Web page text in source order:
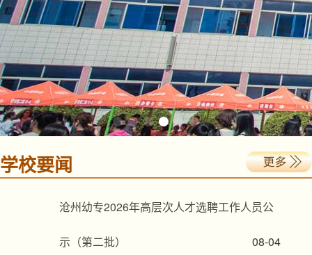
学校要闻
沧州幼专2026年高层次人才选聘工作人员公
示（第二批） 08-04